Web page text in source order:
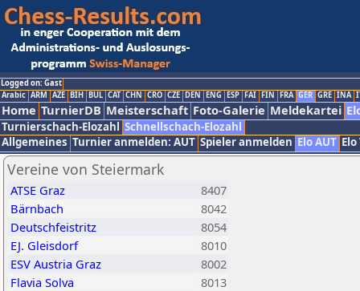
Logged on: Gast
Arabic ARM AZE BIH BUL CAT CHN CRO CZE DEN ENG ESP FAI FIN FRA GER GRE INA
Home TurnierDB Meisterschaft Foto-Galerie Meldekartei
Turnierschach-Elozahl Schnellschach-Elozahl
Allgemeines Turnier anmelden: AUT Spieler anmelden Elo AUT
Vereine von Steiermark
ATSE Graz
8407
Bärnbach
8042
Deutschfeistritz
8054
EJ. Gleisdorf
8010
ESV Austria Graz
8002
Flavia Solva
8013